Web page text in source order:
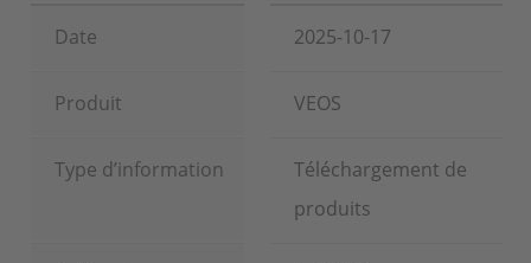
Date 2025-10-17
Produit VEOS
Type d’information
Téléchargement de
produits